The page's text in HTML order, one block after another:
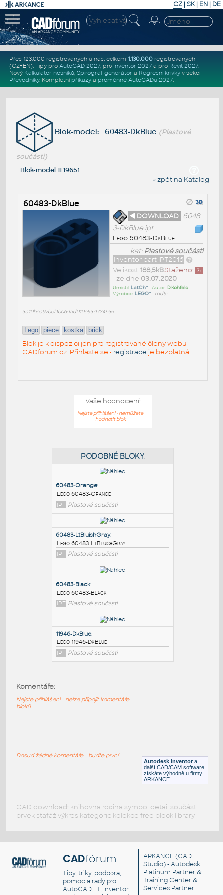
CZ | SK| EN | DE
Přes 123.000 registrovaných u nás, celkem 1.130.000registrovaných
(CZ+EN). Tipy pro AutoCAD 2027, pro Inventor 2027a pro Revit 2027.
Nový Kalkulátor nosníků, Spirograf generátor a Regresní křivkyv sekci
Převodníky. Kompletní příkazya proměnné AutoCADu 2027.
Blok-model: 60483-DkBlue (Plastové
součásti)
Blok-model #19651
« zpět na Katalog
60483-DkBlue
◄ DOWNLOAD
6048
3-DkBlue.ipt
Lego 60483-DkBlue
kat:Plastové součásti
Inventor part IPT2016
Staženo: 7x
Velikost 188,5kB
• ze dne 03.07.2020
Umístil: LatCh^ • Autor: D.Kohfeld•
Výrobce: LEGO^ • md5:
3a10bea97bef1b069ad010e53d724635
Lego piece kostka brick
Blok je k dispozici jen pro registrované členy webu
CADforum.cz. Přihlaste se - registrace je bezplatná.
Vaše hodnocení:
Nejste přihlášeni - nemůžete
hodnotit blok
PODOBNÉ BLOKY
60483-Orange:
Lego 60483-Orange
IPT Plastové součásti
60483-LtBluishGray:
Lego 60483-LtBluishGray
IPT Plastové součásti
Lego 60483-Black
Lego 11946-DkBlue
Autodesk Inventor a
další CAD/CAM software
získáte výhodně u firmy
ARKANCE
Komentáře:
Nejste přihlášeni - nelze připojit komentáře
bloků
Dosud žádné komentáře - buďte první
CAD download: knihovna rodina symbol detail součást
prvek stafáž výkres kategorie kolekce free block library
CADfórum
Tipy, triky, podpora,
pomoc a rady pro
AutoCAD, LT, Inventor,
ARKANCE (CAD
Studio) - Autodesk
Platinum Partner &
Training Center &
Services Partner